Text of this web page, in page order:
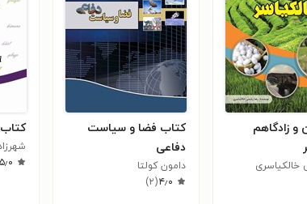
زادگاهم
خالکیاسری
کتاب فضا و سیاست
دفاعی
دامون کولتا
۴٫۰(۲)
۵٫۰